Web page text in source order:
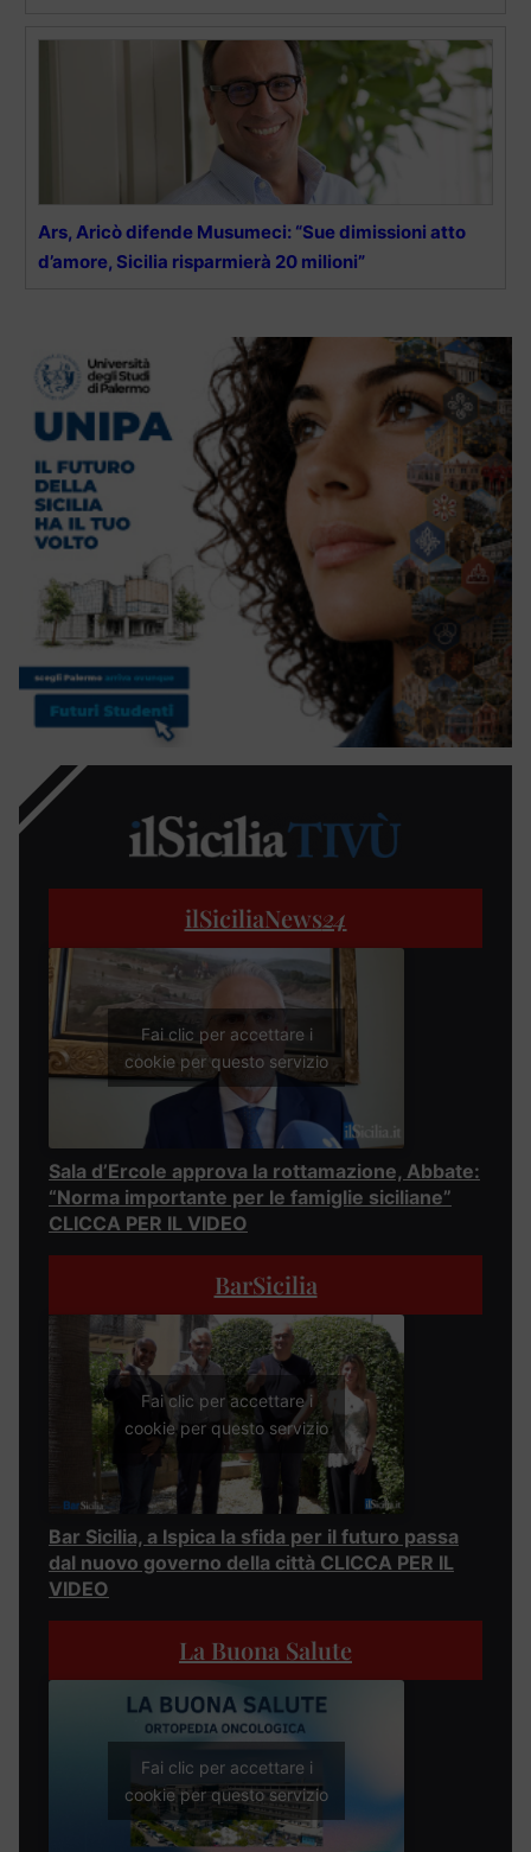
Ars, Aricò difende Musumeci: “Sue dimissioni atto
d’amore, Sicilia risparmierà 20 milioni”
ilSiciliaNews24
Fai clic per accettare i
cookie per questo servizio
Sala d’Ercole approva la rottamazione, Abbate:
“Norma importante per le famiglie siciliane”
CLICCA PER IL VIDEO
BarSicilia
Fai clic per accettare i
cookie per questo servizio
Bar Sicilia, a Ispica la sfida per il futuro passa
dal nuovo governo della città CLICCA PER IL
VIDEO
La Buona Salute
Fai clic per accettare i
cookie per questo servizio